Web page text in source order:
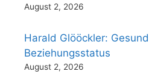
August 2, 2026
Harald Glööckler:
Beziehungsstatus
August 2, 2026